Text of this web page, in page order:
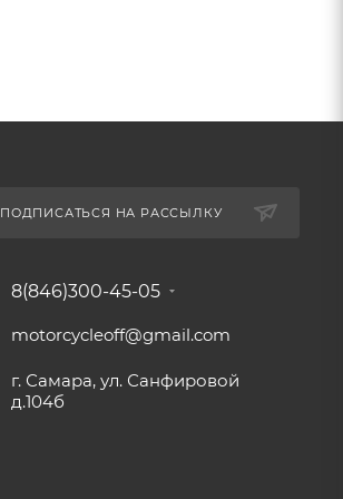
ПОДПИСАТЬСЯ НА РАССЫЛКУ
8(846)300-45-05
motorcycleoff@gmail.com
г. Самара, ул. Санфировой
д.104б